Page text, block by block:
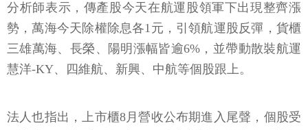
分析師表示，傳產股今天在航運股領軍下出現整齊漲
勢，萬海今天除權除息各1元，引領航運股反彈，貨櫃
三雄萬海、長榮、陽明漲幅皆逾6%，並帶動散裝航運
慧洋-KY、四維航、新興、中航等個股跟上。
法人也指出，上市櫃8月營收公布期進入尾聲，個股受